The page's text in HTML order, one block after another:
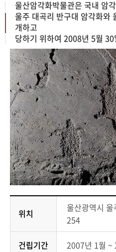
울산암각화박물관은
울주 대곡리 반구대 암각화와
개하고
국내 암
당하기 위하여 2008년 5월
위치
울산광역시
254
건립기간 2007년 1월 ~